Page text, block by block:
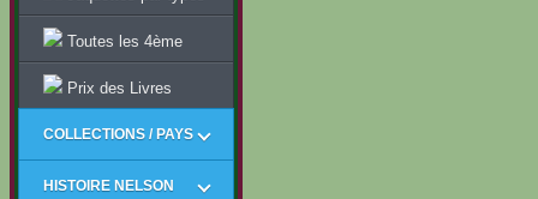
Toutes les 4ème
Prix des Livres
COLLECTIONS / PAYS
HISTOIRE NELSON